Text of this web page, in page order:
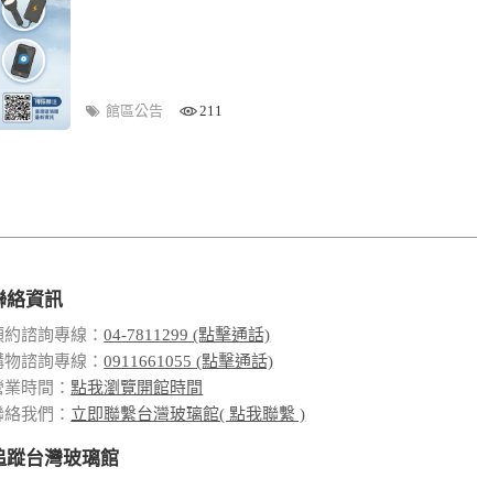
館區公告 211
絡資訊
約諮詢專線：04-7811299 (點擊通話)
物諮詢專線：0911661055 (點擊通話)
業時間：點我瀏覽開館時間
絡我們： 立即聯繫台灣玻璃館( 點我聯繫 )
蹤台灣玻璃館